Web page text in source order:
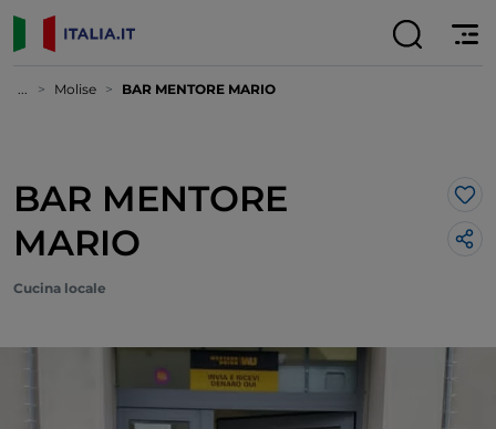
... Molise BAR MENTORE MARIO
BAR MENTORE
MARIO
Cucina locale